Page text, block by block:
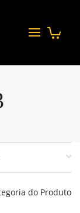
do Produto